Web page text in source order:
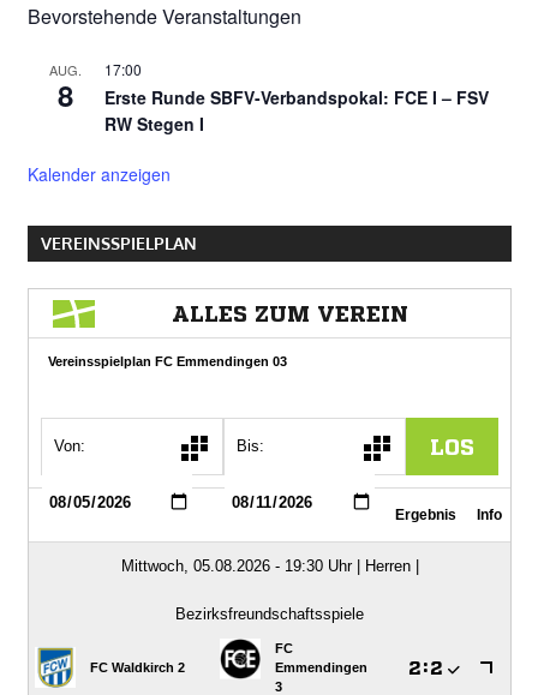
Bevorstehende Veranstaltungen
AUG.
8
17:00
Erste Runde SBFV-Verbandspokal: FCE I – FSV
RW Stegen I
Kalender anzeigen
VEREINSSPIELPLAN